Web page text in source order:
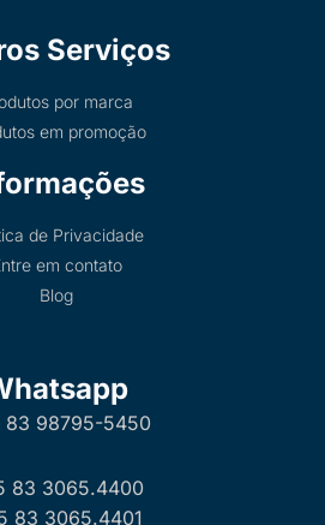
Serviços
por marca
em promoção
de Privacidade
em contato
Blog
83 98795-5450
83 3065.4400
83 3065.4401